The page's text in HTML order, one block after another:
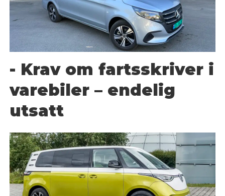
- Krav om fartsskriver i
varebiler – endelig
utsatt